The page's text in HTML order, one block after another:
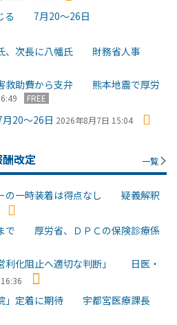
じる 7月20～26日
、次長に八幡氏 財務省人事
救助費から支弁 熊本地震で厚労
FREE
20～26日 2026年8月7日 15:04
改定 一覧
の一時装着は得点なし 疑義解釈
で 厚労省、ＤＰＣの保険診療係
利化阻止へ適切な判断」 日医・
院」定着に期待 宇都宮医療課長